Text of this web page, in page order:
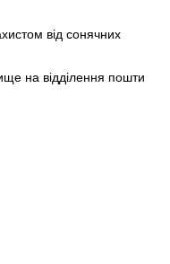
від сонячних
на відділення пошти